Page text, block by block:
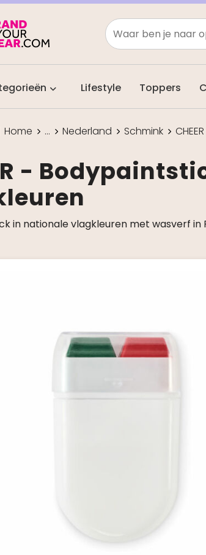
Lifestyle Toppers
Home ... Nederland Schmink
-
in nationale vlagkleuren met wasverf in